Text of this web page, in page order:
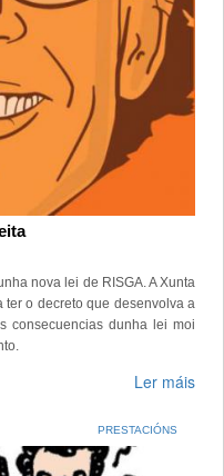
nova lei de RISGA. A Xunta
ter o decreto que desenvolva a
consecuencias dunha lei moi
Ler máis
PRESTACIÓNS